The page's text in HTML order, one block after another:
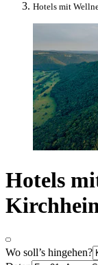
Hotels mit
Hotels
Wo soll’s hingehen?